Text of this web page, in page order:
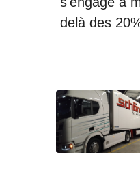
delà des